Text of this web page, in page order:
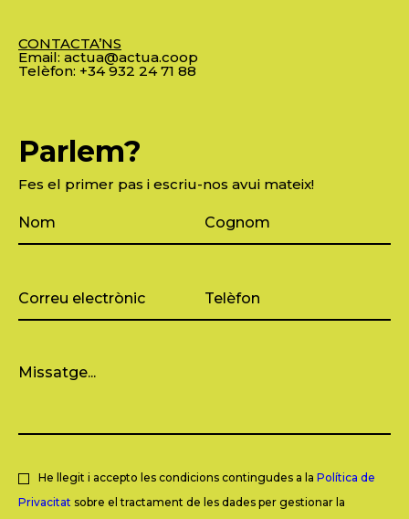
CONTACTA’NS
Email: actua@actua.coop
Telèfon: +34 932 24 71 88
Parlem?
Fes el primer pas i escriu-nos avui mateix!
He llegit i accepto les condicions contingudes a la Política de
Privacitat sobre el tractament de les dades per gestionar la